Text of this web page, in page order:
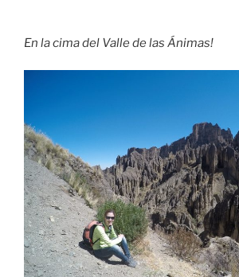
En la cima del Valle de las Ánimas!